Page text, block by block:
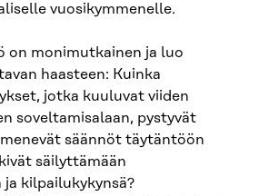
vuosikymmenelle.
on monimutkainen ja luo
haasteen: Kuinka
jotka kuuluvat viiden
soveltamisalaan, pystyvät
säännöt täytäntöön
säilyttämään
kilpailukykynsä?